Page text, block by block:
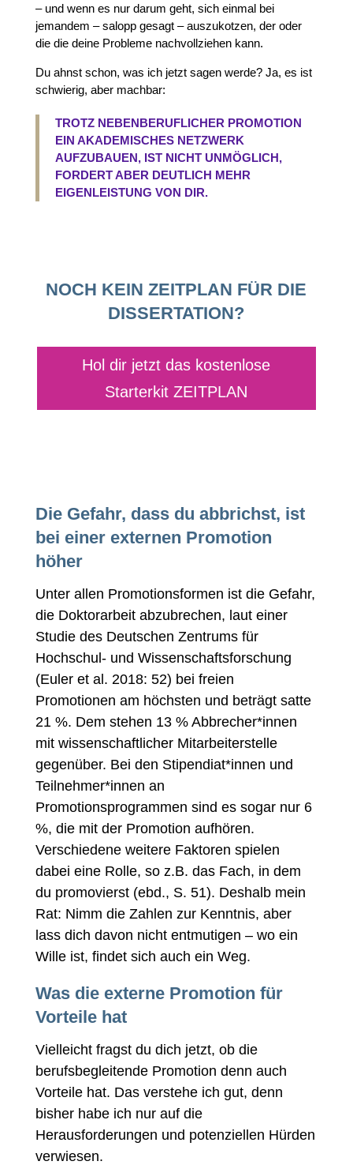
– und wenn es nur darum geht, sich einmal bei
jemandem – salopp gesagt – auszukotzen, der oder
die die deine Probleme nachvollziehen kann.
Du ahnst schon, was ich jetzt sagen werde? Ja, es ist
schwierig, aber machbar:
TROTZ NEBENBERUFLICHER PROMOTION
EIN AKADEMISCHES NETZWERK
AUFZUBAUEN, IST NICHT UNMÖGLICH,
FORDERT ABER DEUTLICH MEHR
EIGENLEISTUNG VON DIR.
NOCH KEIN ZEITPLAN FÜR DIE
DISSERTATION?
Hol dir jetzt das kostenlose
Starterkit ZEITPLAN
Die Gefahr, dass du abbrichst, ist
bei einer externen Promotion
höher
Unter allen Promotionsformen ist die Gefahr,
die Doktorarbeit abzubrechen, laut einer
Studie des Deutschen Zentrums für
Hochschul- und Wissenschaftsforschung
(Euler et al. 2018: 52) bei freien
Promotionen am höchsten und beträgt satte
21 %. Dem stehen 13 % Abbrecher*innen
mit wissenschaftlicher Mitarbeiterstelle
gegenüber. Bei den Stipendiat*innen und
Teilnehmer*innen an
Promotionsprogrammen sind es sogar nur 6
%, die mit der Promotion aufhören.
Verschiedene weitere Faktoren spielen
dabei eine Rolle, so z.B. das Fach, in dem
du promovierst (ebd., S. 51). Deshalb mein
Rat: Nimm die Zahlen zur Kenntnis, aber
lass dich davon nicht entmutigen – wo ein
Wille ist, findet sich auch ein Weg.
Was die externe Promotion für
Vorteile hat
Vielleicht fragst du dich jetzt, ob die
berufsbegleitende Promotion denn auch
Vorteile hat. Das verstehe ich gut, denn
bisher habe ich nur auf die
Herausforderungen und potenziellen Hürden
verwiesen.